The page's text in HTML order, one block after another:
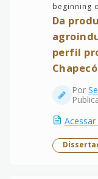
beginning
Da
perfil
Por